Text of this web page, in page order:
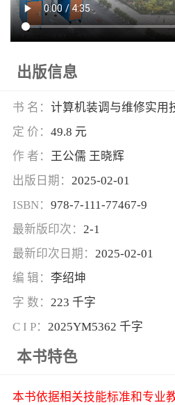
出版信息
书 名： 计算机装调与维修实用
定 价： 49.8 元
作 者： 王公儒 王晓辉
出版日期： 2025-02-01
ISBN： 978-7-111-77467-9
最新版印次： 2-1
最新印次日期： 2025-02-01
编 辑： 李绍坤
字 数： 223 千字
C I P： 2025YM5362 千字
本书特色
本书依据相关技能标准和专业